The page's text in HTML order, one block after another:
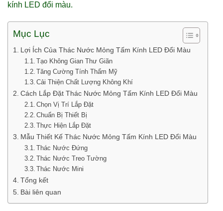
kính LED đổi màu.
Mục Lục
Lợi Ích Của Thác Nước Mỏng Tấm Kính LED Đổi Màu
Tạo Không Gian Thư Giãn
Tăng Cường Tính Thẩm Mỹ
Cải Thiện Chất Lượng Không Khí
Cách Lắp Đặt Thác Nước Mỏng Tấm Kính LED Đổi Màu
Chọn Vị Trí Lắp Đặt
Chuẩn Bị Thiết Bị
Thực Hiện Lắp Đặt
Mẫu Thiết Kế Thác Nước Mỏng Tấm Kính LED Đổi Màu
Thác Nước Đứng
Thác Nước Treo Tường
Thác Nước Mini
Tổng kết
Bài liên quan